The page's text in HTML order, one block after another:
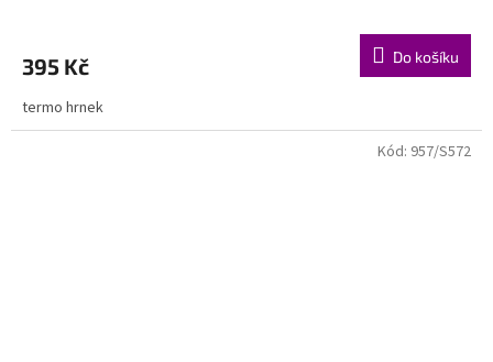
395 Kč Do košíku
termo hrnek
Kód: 957/S572